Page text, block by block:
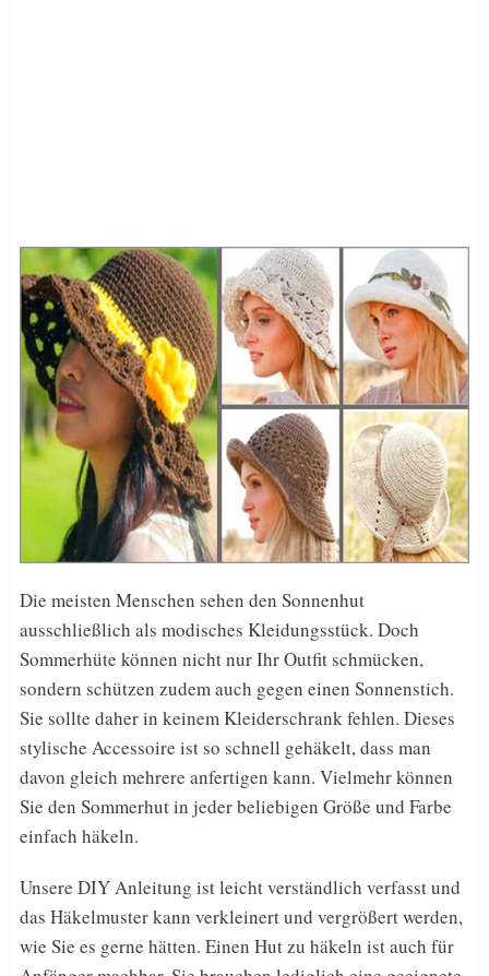
Die meisten Menschen sehen den Sonnenhut
ausschließlich als modisches Kleidungsstück. Doch
Sommerhüte können nicht nur Ihr Outfit schmücken,
sondern schützen zudem auch gegen einen Sonnenstich.
Sie sollte daher in keinem Kleiderschrank fehlen. Dieses
stylische Accessoire ist so schnell gehäkelt, dass man
davon gleich mehrere anfertigen kann. Vielmehr können
Sie den Sommerhut in jeder beliebigen Größe und Farbe
einfach häkeln.
Unsere DIY Anleitung ist leicht verständlich verfasst und
das Häkelmuster kann verkleinert und vergrößert werden,
wie Sie es gerne hätten. Einen Hut zu häkeln ist auch für